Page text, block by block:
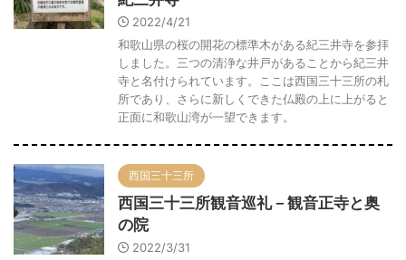
2022/4/21
和歌山県の桜の開花の標準木がある紀三井寺を参拝
しました。三つの清浄な井戸があることから紀三井
寺と名付けられています。ここは西国三十三所の札
所であり、さらに新しくできた仏殿の上に上がると
正面に和歌山湾が一望できます。
西国三十三所
西国三十三所観音巡礼－観音正寺と奥
の院
2022/3/31